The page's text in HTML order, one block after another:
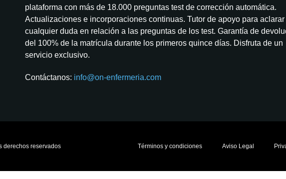
plataforma con más de 18.000 preguntas test de corrección automática.
Actualizaciones e incorporaciones continuas. Tutor de apoyo para aclarar
cualquier duda en relación a las preguntas de los test. Garantía de
del 100% de la matrícula durante los primeros quince días. Disfruta de un
servicio exclusivo.
Contáctanos: info@on-enfermeria.com
derechos reservados Términos y condiciones Aviso Legal